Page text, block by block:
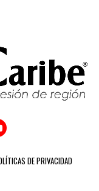
DE PRIVACIDAD